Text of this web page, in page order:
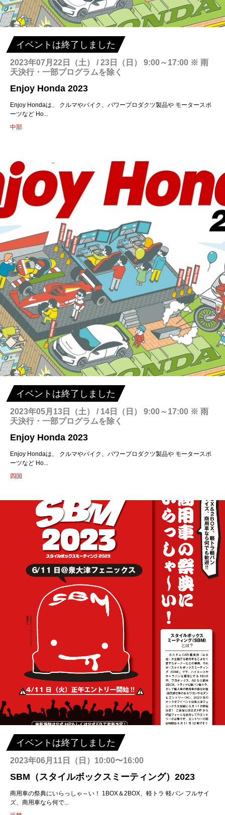
イベントは終了しました
2023年07月22日（土） / 23日（日） 9:00～17:00 ※ 雨
天決行・一部プログラムを除く
Enjoy Honda 2023
Enjoy Hondaは、 クルマやバイク、パワープロダクツ製品や モータースポ
ーツなど Ho...
中部
イベントは終了しました
2023年05月13日（土） / 14日（日） 9:00～17:00 ※ 雨
天決行・一部プログラムを除く
Enjoy Honda 2023
Enjoy Hondaは、 クルマやバイク、パワープロダクツ製品や モータースポ
ーツなど Ho...
四国
イベントは終了しました
2023年06月11日（日）10:00〜16:00
SBM（スタイルボックスミーティング）2023
商用車の祭典にいらっしゃ～い！ 1BOX＆2BOX、軽トラ 軽バン フルサイ
ズ、商用車なら何で...